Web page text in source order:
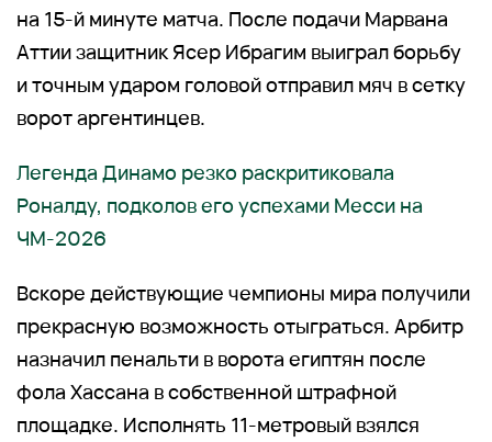
на 15-й минуте матча. После подачи Марвана
Аттии защитник Ясер Ибрагим выиграл борьбу
и точным ударом головой отправил мяч в сетку
ворот аргентинцев.
Легенда Динамо резко раскритиковала
Роналду, подколов его успехами Месси на
ЧМ-2026
Вскоре действующие чемпионы мира получили
прекрасную возможность отыграться. Арбитр
назначил пенальти в ворота египтян после
фола Хассана в собственной штрафной
площадке. Исполнять 11-метровый взялся